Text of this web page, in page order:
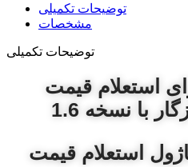
توضیحات تکمیلی
مشخصات
توضیحات تکمیلی
استعلام قیمت
با نسخه 1.6
استعلام قیمت